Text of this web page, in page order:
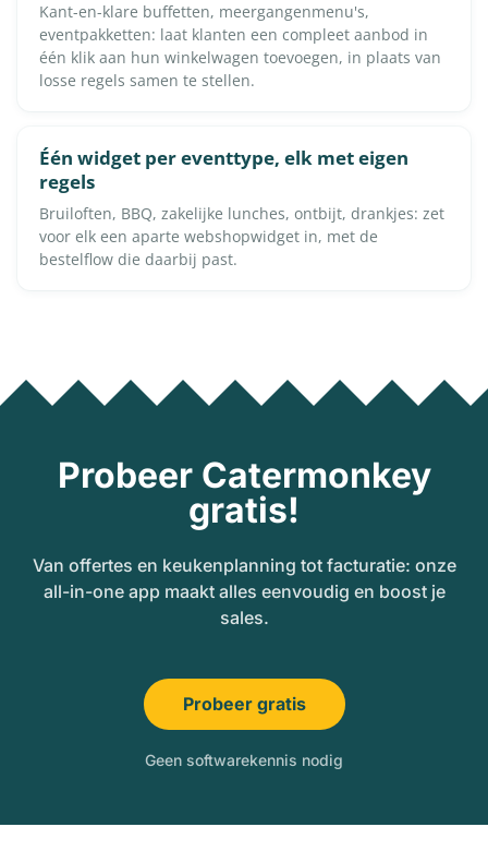
Kant-en-klare buffetten, meergangenmenu's,
eventpakketten: laat klanten een compleet aanbod in
één klik aan hun winkelwagen toevoegen, in plaats van
losse regels samen te stellen.
Één widget per eventtype, elk met eigen
regels
Bruiloften, BBQ, zakelijke lunches, ontbijt, drankjes: zet
voor elk een aparte webshopwidget in, met de
bestelflow die daarbij past.
Probeer Catermonkey
gratis!
Van offertes en keukenplanning tot facturatie: onze
all-in-one app maakt alles eenvoudig en boost je
sales.
Probeer gratis
Geen softwarekennis nodig